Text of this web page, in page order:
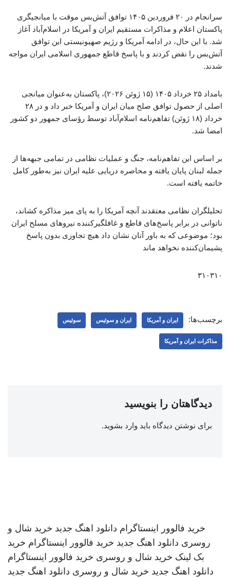
سرانجام در ۲۰ فروردین ۱۴۰۵ توافق آتش‌بس موقت با میانجیگری
پاکستان اعلام و مذاکرات مستقیم ایران و آمریکا در اسلام‌آباد آغاز
شد. با این حال، در ادامه آمریکا و رژیم صهیونیستی این توافق
آتش‌بس را نقض کردند و با پاسخ قاطع جمهوری اسلامی ایران مواجه
شدند.
بامداد ۲۵ خرداد ۱۴۰۵ (۱۵ ژوئن ۲۰۲۶)، پاکستان به‌عنوان میانجی
اصلی از حصول توافق صلح میان ایران و آمریکا خبر داد و در ۲۸
خرداد (۱۸ ژوئن) تفاهم‌نامه اسلام‌آباد توسط رؤسای جمهور دو کشور
امضا شد.
بر اساس این تفاهم‌نامه، جنگ و عملیات نظامی در تمامی جبهه‌ها از
جمله لبنان پایان یافته و محاصره دریایی علیه ایران نیز به‌طور کامل
خاتمه یافته است.
تحلیلگران نظامی معتقدند آنچه آمریکا را به پای میز مذاکره کشاند،
ناتوانی در برابر پاسخ‌های قاطع و غافلگیرکننده نیروهای مسلح ایران
بود؛ موضوعی که به باور آنان نشان داد هیچ تجاوزی بدون پاسخ
پشیمان‌کننده نخواهد ماند
۳۱۰۳۱۰
برچسب‌ها: ایران و آمریکا ایران و سوئیس سوئیس
مذاکرات ایران و آمریکا
دیدگاهتان را بنویسید
برای نوشتن دیدگاه باید وارد بشوید.
خرید فالوور اینستاگرام دانلود اهنگ جدید خرید شال و
روسری دانلود اهنگ جدید خرید فالوور اینستاگرام خرید
بک لینک خرید شال و روسری خرید فالوور اینستاگرام
دانلود اهنگ جدید خرید شال و روسری دانلود اهنگ جدید